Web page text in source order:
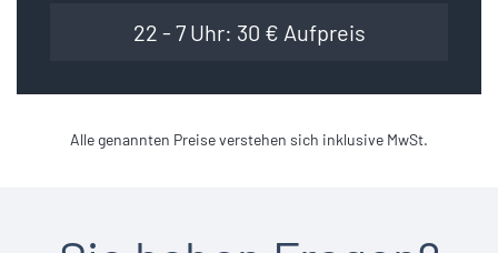
22 - 7 Uhr: 30 € Aufpreis
Alle genannten Preise verstehen sich inklusive MwSt.